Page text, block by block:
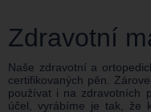
Zdravotní
Naše zdravotní a
certifikovaných pěn.
používat i na zdravotních
účel, vyrábíme je tak, že